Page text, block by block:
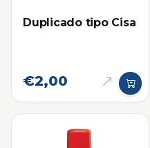
Duplicado tipo Cisa
€2,00